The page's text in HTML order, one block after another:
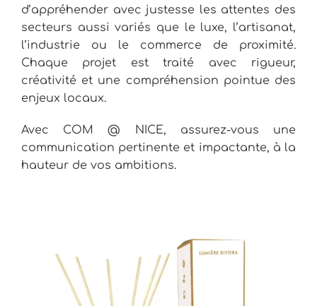
d’appréhender avec justesse les attentes des
secteurs aussi variés que le luxe, l’artisanat,
l’industrie ou le commerce de proximité.
Chaque projet est traité avec rigueur,
créativité et une compréhension pointue des
enjeux locaux.
Avec COM @ NICE, assurez-vous une
communication pertinente et impactante, à la
hauteur de vos ambitions.